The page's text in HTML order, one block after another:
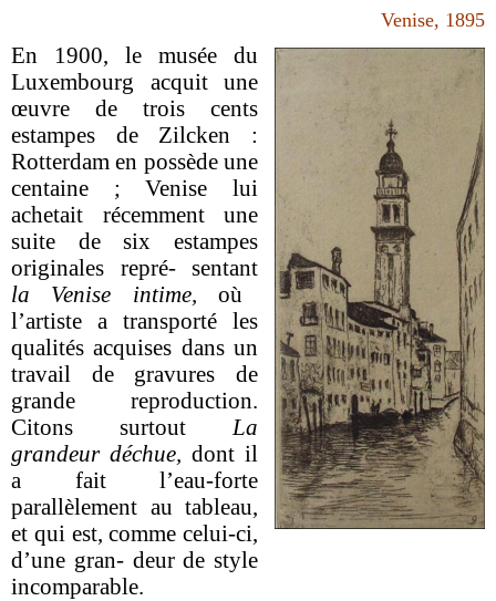
Venise, 1895
En 1900, le musée du
Luxembourg acquit une
œuvre de trois cents
estampes de Zilcken :
Rotterdam en possède une
centaine ; Venise lui
achetait récemment une
suite de six estampes
originales repré- sentant
la Venise intime, où
l’artiste a transporté les
qualités acquises dans un
travail de gravures de
grande reproduction.
Citons surtout La
grandeur déchue, dont il
a fait l’eau-forte
parallèlement au tableau,
et qui est, comme celui-ci,
d’une gran- deur de style
incomparable.